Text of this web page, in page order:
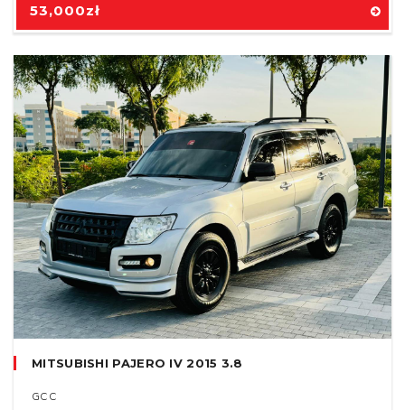
53,000zł
MITSUBISHI PAJERO IV 2015 3.8
GCC